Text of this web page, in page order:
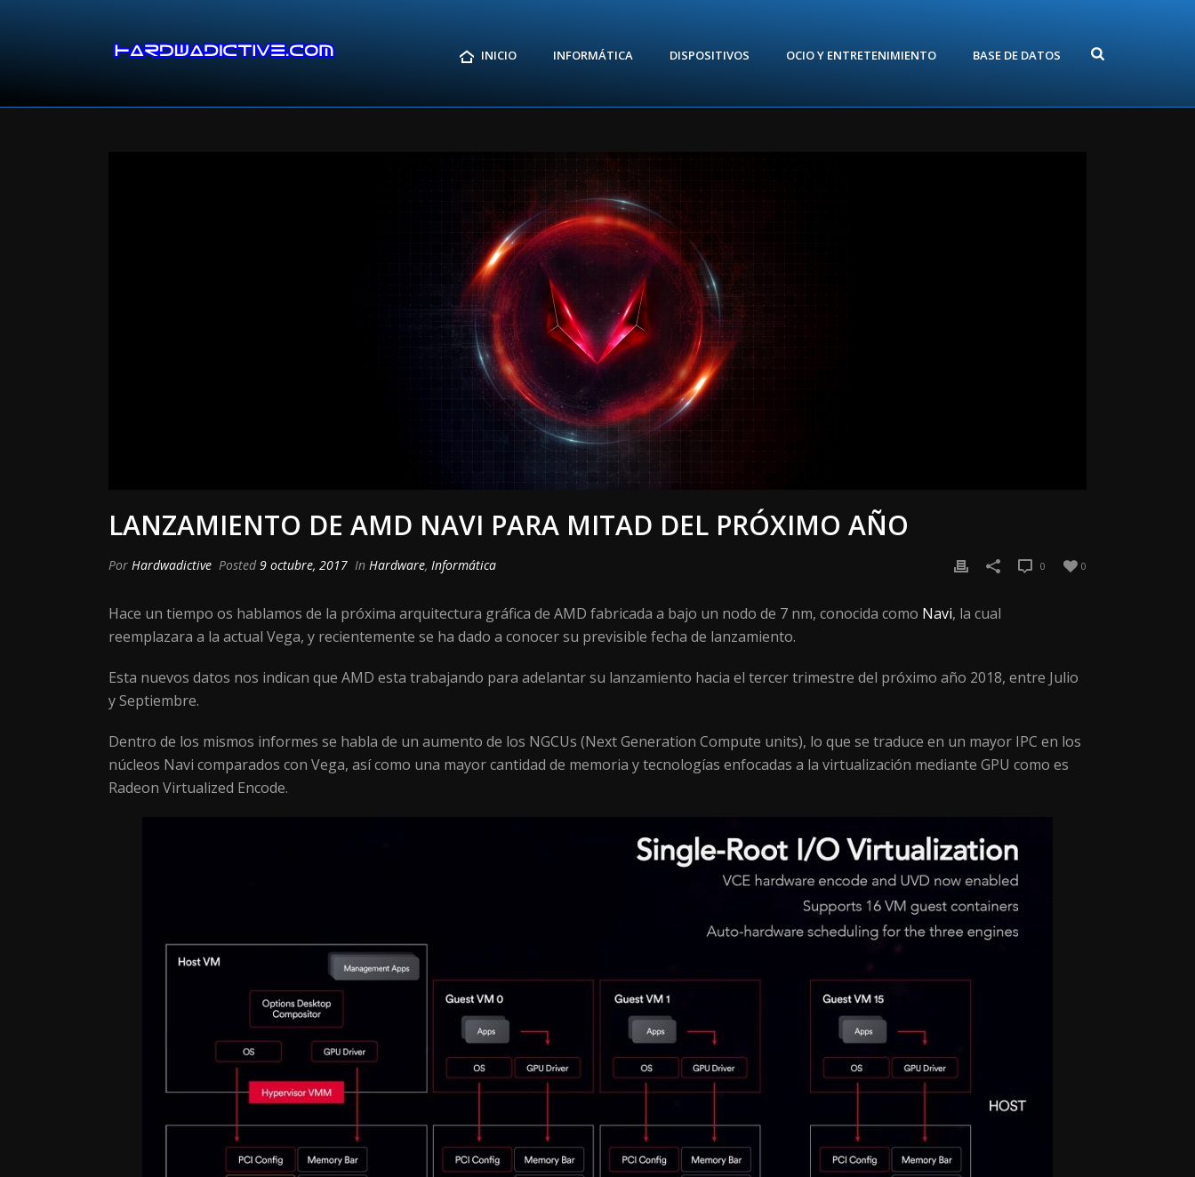
INICIO INFORMÁTICA DISPOSITIVOS OCIO Y ENTRETENIMIENTO BASE DE DATOS
LANZAMIENTO DE AMD NAVI PARA MITAD DEL PRÓXIMO AÑO
Por Hardwadictive Posted9 octubre, 2017 In Hardware, Informática 0
0
Hace un tiempo os hablamos de la próxima arquitectura gráfica de AMD fabricada a bajo un nodo de 7 nm, conocida como Navi, la cual
reemplazara a la actual Vega, y recientemente se ha dado a conocer su previsible fecha de lanzamiento.
Esta nuevos datos nos indican que AMD esta trabajando para adelantar su lanzamiento hacia el tercer trimestre del próximo año 2018, entre Julio
y Septiembre.
Dentro de los mismos informes se habla de un aumento de los NGCUs (Next Generation Compute units), lo que se traduce en un mayor IPC en los
núcleos Navi comparados con Vega, así como una mayor cantidad de memoria y tecnologías enfocadas a la virtualización mediante GPU como es
Radeon Virtualized Encode.